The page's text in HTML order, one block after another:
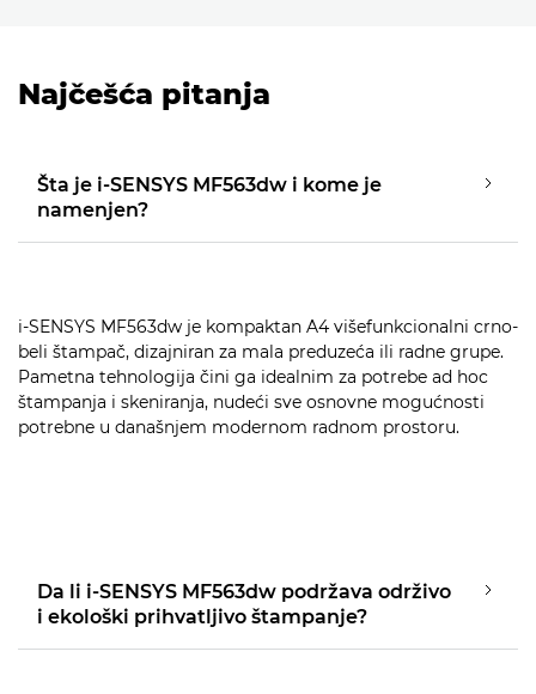
Najčešća pitanja
Šta je i-SENSYS MF563dw i kome je
namenjen?
i-SENSYS MF563dw je kompaktan A4 višefunkcionalni crno-
beli štampač, dizajniran za mala preduzeća ili radne grupe.
Pametna tehnologija čini ga idealnim za potrebe ad hoc
štampanja i skeniranja, nudeći sve osnovne mogućnosti
potrebne u današnjem modernom radnom prostoru.
Da li i-SENSYS MF563dw podržava održivo
i ekološki prihvatljivo štampanje?